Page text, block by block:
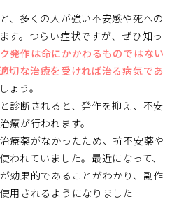
、多くの人が強い不安感や死への
す。つらい症状ですが、ぜひ知っ
発作は命にかかわるものではない
適切な治療を受ければ治る病気であ
ょう。
診断されると、発作を抑え、不安
療が行われます。
療薬がなかったため、抗不安薬や
われていました。最近になって、
効果的であることがわかり、副作
用されるようになりました